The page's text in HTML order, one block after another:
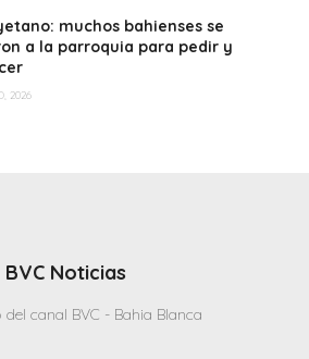
muchos bahienses se
a la parroquia para pedir y
2026
BVC Noticias
del canal BVC - Bahia Blanca